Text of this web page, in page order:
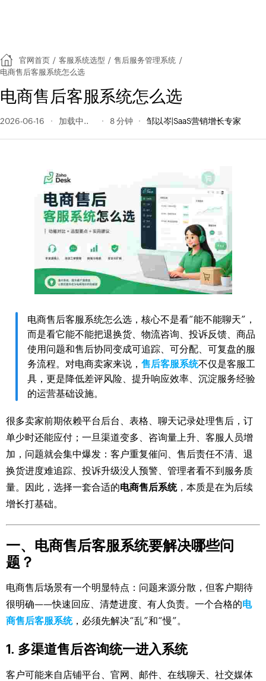
官网首页 / 客服系统选型 / 售后服务管理系统 /
电商售后客服系统怎么选
电商售后客服系统怎么选
2026-06-16 26 阅读量 8 分钟 邹以岑|SaaS营销增长专家
电商售后客服系统怎么选，核心不是看“能不能聊天”，
而是看它能不能把退换货、物流咨询、投诉反馈、商品
使用问题和售后协同变成可追踪、可分配、可复盘的服
务流程。对电商卖家来说， 售后客服系统不仅是客服工
具，更是降低差评风险、提升响应效率、沉淀服务经验
的运营基础设施。
很多卖家前期依赖平台后台、表格、聊天记录处理售后，订
单少时还能应付；一旦渠道变多、咨询量上升、客服人员增
加，问题就会集中爆发：客户重复催问、售后责任不清、退
换货进度难追踪、投诉升级没人预警、管理者看不到服务质
量。因此，选择一套合适的电商售后系统，本质是在为后续
增长打基础。
一、电商售后客服系统要解决哪些问
题？
电商售后场景有一个明显特点：问题来源分散，但客户期待
很明确——快速回应、清楚进度、有人负责。一个合格的电
商售后客服系统，必须先解决“乱”和“慢”。
1. 多渠道售后咨询统一进入系统
客户可能来自店铺平台、官网、邮件、在线聊天、社交媒体